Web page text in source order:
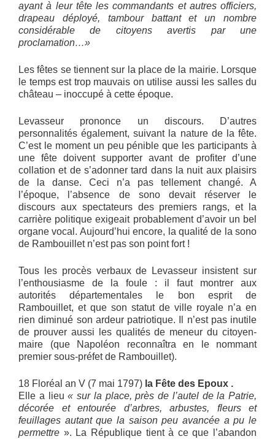
ayant à leur tête les commandants et autres officiers,
drapeau déployé, tambour battantet un nombre
considérable de citoyens avertis par une
proclamation…»
Les fêtes se tiennent sur la place de la mairie. Lorsque
le temps est trop mauvais on utilise aussi les salles du
château – inoccupé à cette époque.
Levasseur prononce un discours. D’autres
personnalités également, suivant la nature de la fête.
C’est le moment un peu pénible que les participants à
une fête doivent supporter avant de profiter d’une
collation et de s’adonner tard dans la nuit aux plaisirs
de la danse. Ceci n’a pas tellement changé. A
l’époque, l’absence de sono devait réserver le
discours aux spectateurs des premiers rangs, et la
carrière politique exigeait probablement d’avoir un bel
organe vocal. Aujourd’hui encore, la qualité de la sono
de Rambouillet n’est pas son point fort !
Tous les procès verbaux de Levasseur insistent sur
l’enthousiasme de la foule : il faut montrer aux
autorités départementales le bon esprit de
Rambouillet, et que son statut de ville royale n’a en
rien diminué son ardeur patriotique. Il n’est pas inutile
de prouver aussi les qualités de meneur du citoyen-
maire (que Napoléon reconnaîtra en le nommant
premier sous-préfet de Rambouillet).
18 Floréal an V (7 mai 1797) la Fête des Epoux .
Elle a lieu« sur la place, près de l’autel de la Patrie,
décorée et entourée d’arbres, arbustes, fleurs et
feuillages autant que la saison peu avancée a pu le
permettre ». La République tient à ce que l’abandon